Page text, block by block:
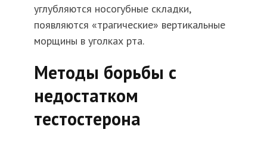
углубляются носогубные складки,
появляются «трагические» вертикальные
морщины в уголках рта.
Методы борьбы с
недостатком
тестостерона